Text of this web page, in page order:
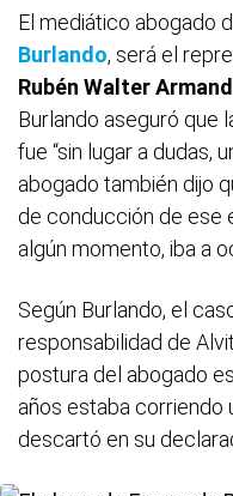
El mediático abogado
Burlando, será el
Rubén Walter Armand
Burlando aseguró que
fue “sin lugar a dudas,
abogado también dijo
de conducción de ese
algún momento, iba a
Según Burlando, el
responsabilidad de
postura del abogado
años estaba corriendo
descartó en su